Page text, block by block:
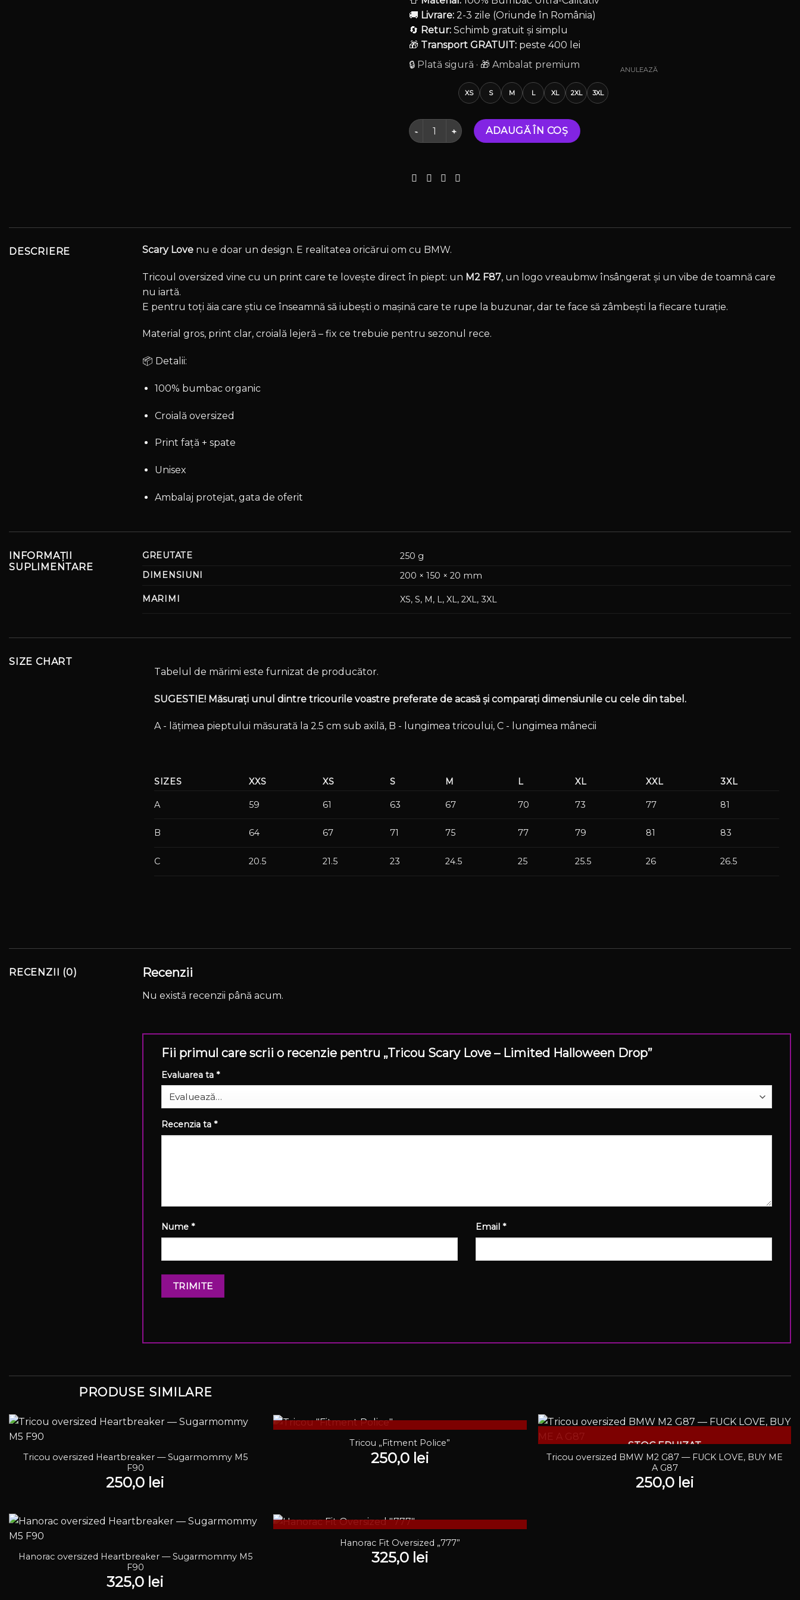
🚚 Livrare: 2-3 zile (Oriunde în România)
🔄 Retur: Schimb gratuit și simplu
🎁 Transport GRATUIT: peste 400 lei
🔒 Plată sigură · 🎁 Ambalat premium
XS S M L XL 2XL 3XL
ANULEAZĂ
Cantitate Tricou Scary Love – Limited Halloween Drop
ADAUGĂ ÎN COȘ
DESCRIERE Scary Love nu e doar un design. E realitatea oricărui om cu BMW.
Tricoul oversized vine cu un print care te lovește direct în piept: un M2 F87, un logo vreaubmw însângerat și un vibe de toamnă care
nu iartă.
E pentru toți ăia care știu ce înseamnă să iubești o mașină care te rupe la buzunar, dar te face să zâmbești la fiecare turație.
Material gros, print clar, croială lejeră – fix ce trebuie pentru sezonul rece.
📦 Detalii:
100% bumbac organic
Croială oversized
Print față + spate
Unisex
Ambalaj protejat, gata de oferit
INFORMAȚII
SUPLIMENTARE
GREUTATE
250 g
DIMENSIUNI
200 × 150 × 20 mm
MARIMI XS, S, M, L, XL, 2XL, 3XL
SIZE CHART
Tabelul de mărimi este furnizat de producător.
SUGESTIE! Măsurați unul dintre tricourile voastre preferate de acasă și comparați dimensiunile cu cele din tabel.
A - lățimea pieptului măsurată la 2.5 cm sub axilă, B - lungimea tricoului, C - lungimea mânecii
SIZES XXS XS S M L XL XXL 3XL
A 59 61 63 67 70 73 77 81
B 64 67 71 75 77 79 81 83
C 20.5 21.5 23 24.5 25 25.5 26 26.5
RECENZII (0) Recenzii
Nu există recenzii până acum.
Fii primul care scrii o recenzie pentru „Tricou Scary Love – Limited Halloween Drop”
Evaluarea ta *
Recenzia ta *
Nume * Email *
PRODUSE SIMILARE
Tricou oversized Heartbreaker — Sugarmommy M5
F90
250,0 lei
STOC EPUIZAT
Tricou „Fitment Police”
250,0 lei
STOC EPUIZAT
Tricou oversized BMW M2 G87 — FUCK LOVE, BUY ME
A G87
250,0 lei
Hanorac oversized Heartbreaker — Sugarmommy M5
F90
325,0 lei
STOC EPUIZAT
Hanorac Fit Oversized „777”
325,0 lei